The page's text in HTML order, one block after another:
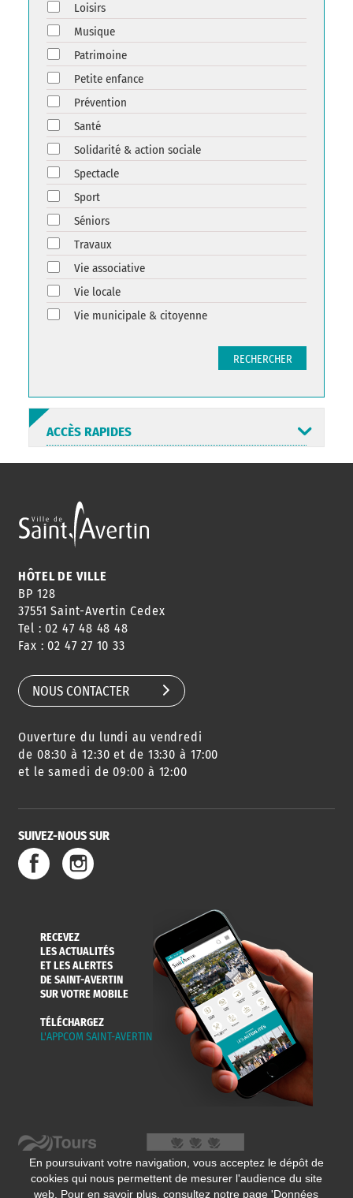
Loisirs
Musique
Patrimoine
Petite enfance
Prévention
Santé
Solidarité & action sociale
Spectacle
Sport
Séniors
Travaux
Vie associative
Vie locale
Vie municipale & citoyenne
RECHERCHER
ACCÈS RAPIDES
ANNUAIRE
HORAIRES
CONSEILS
DE QUARTIER
AGENDA
DES SORTIES
URBANISME
SERVICE
DE L'EAU
HÔTEL DE VILLE
BP 128
37551 Saint-Avertin Cedex
Tel : 02 47 48 48 48
Fax : 02 47 27 10 33
NOUS CONTACTER
Ouverture du lundi au vendredi
de 08:30 à 12:30 et de 13:30 à 17:00
et le samedi de 09:00 à 12:00
SUIVEZ-NOUS SUR
RECEVEZ
LES ACTUALITÉS
ET LES ALERTES
DE SAINT-AVERTIN
SUR VOTRE MOBILE
TÉLÉCHARGEZ
L'APPCOM SAINT-AVERTIN
En poursuivant votre navigation, vous acceptez le dépôt de
cookies qui nous permettent de mesurer l'audience du site
web. Pour en savoir plus, consultez notre page 'Données